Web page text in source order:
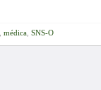
médica SNS-O